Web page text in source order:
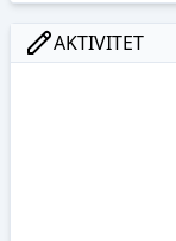
AKTIVITET